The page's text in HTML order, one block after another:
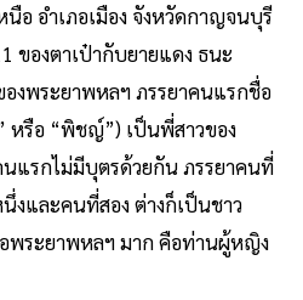
อ อำเภอเมือง จังหวัดกาญจนบุรี
ของตาเป๋ากับยายแดง ธนะ
งพระยาพหลฯ ภรรยาคนแรกชื่อ
หรือ “พิชญ์”) เป็นพี่สาวของ
แรกไม่มีบุตรด้วยกัน ภรรยาคนที่
งและคนที่สอง ต่างก็เป็นชาว
ระยาพหลฯ มาก คือท่านผู้หญิง